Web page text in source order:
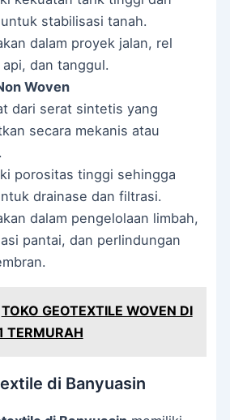
stabilisasi tanah.
dalam proyek jalan, rel
dan tanggul.
Woven
dari serat sintetis yang
secara mekanis atau
porositas tinggi sehingga
drainase dan filtrasi.
dalam pengelolaan limbah,
pantai, dan perlindungan
TOKO GEOTEXTILE WOVEN DI
TERMURAH
di Banyuasin